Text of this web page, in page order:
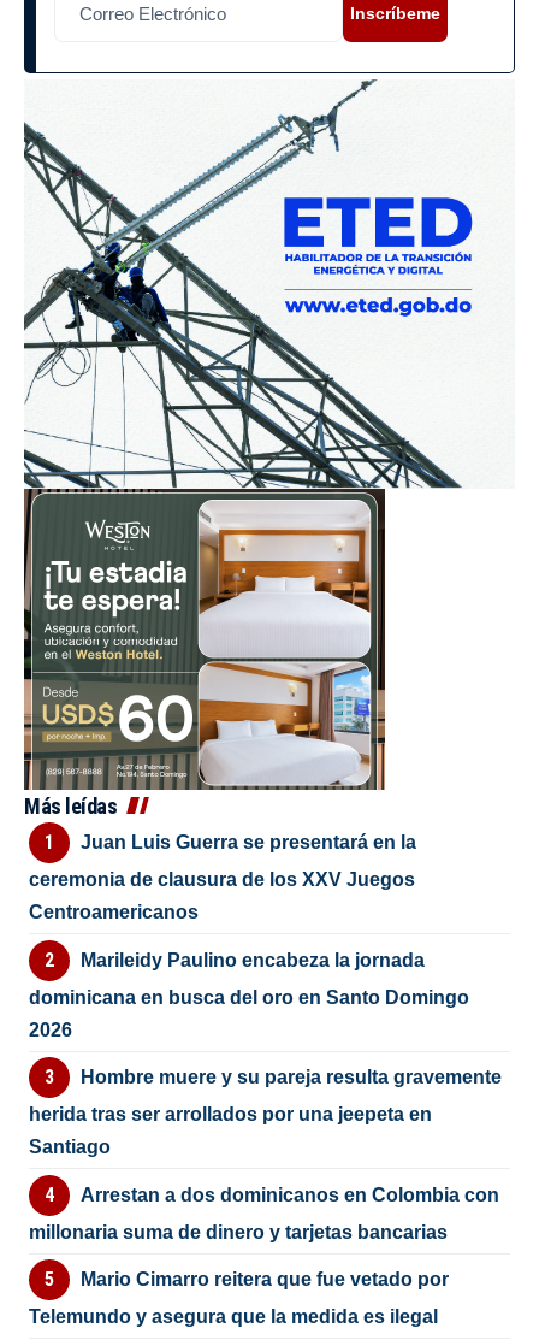
Inscríbeme
Más leídas
Juan Luis Guerra se presentará en la
ceremonia de clausura de los XXV Juegos
Centroamericanos
Marileidy Paulino encabeza la jornada
dominicana en busca del oro en Santo Domingo
2026
Hombre muere y su pareja resulta gravemente
herida tras ser arrollados por una jeepeta en
Santiago
Arrestan a dos dominicanos en Colombia con
millonaria suma de dinero y tarjetas bancarias
Mario Cimarro reitera que fue vetado por
Telemundo y asegura que la medida es ilegal